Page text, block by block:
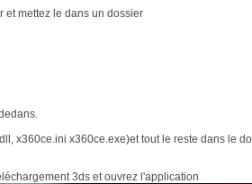
et mettez le dans un dossier
x360ce.ini x360ce.exe)et tout le reste dans le
3ds et ouvrez l'application